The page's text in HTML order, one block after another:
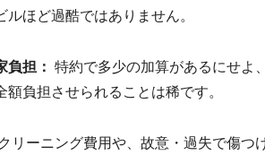
ルほど過酷ではありません。
負担： 特約で多少の加算があるにせよ
額負担させられることは稀です。
クリーニング費用や、故意・過失で傷つ